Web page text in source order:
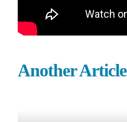
Another Article